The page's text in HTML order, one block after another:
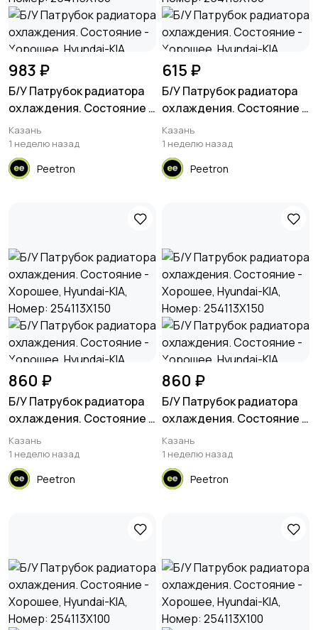
983 ₽
Б/У Патрубок радиатора
охлаждения. Состояние -
Хорошее, Hyundai-KIA,
Номер: 254113X150
Казань
1 неделю назад
Peetron
615 ₽
Б/У Патрубок радиатора
охлаждения. Состояние -
Хорошее, Hyundai-KIA,
Номер: 254113X150
Казань
1 неделю назад
Peetron
860 ₽
Б/У Патрубок радиатора
охлаждения. Состояние -
Хорошее, Hyundai-KIA,
Номер: 254113X150
Казань
1 неделю назад
Peetron
860 ₽
Б/У Патрубок радиатора
охлаждения. Состояние -
Хорошее, Hyundai-KIA,
Номер: 254113X150
Казань
1 неделю назад
Peetron